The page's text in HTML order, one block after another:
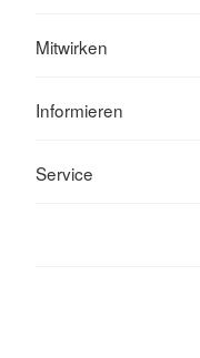
Mitwirken
Informieren
Service